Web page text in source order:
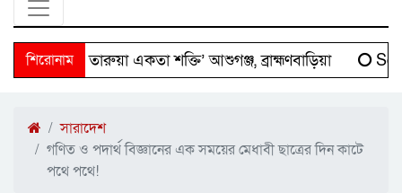
শিরোনাম
‘দক্ষিণ তারুয়া একতা শক্তি’ আশুগঞ্জ, ব্রাহ্মণবাড়িয়া
সারাদেশ
গণিত ও পদার্থ বিজ্ঞানের এক সময়ের মেধাবী ছাত্রের দিন কাটে
পথে পথে!